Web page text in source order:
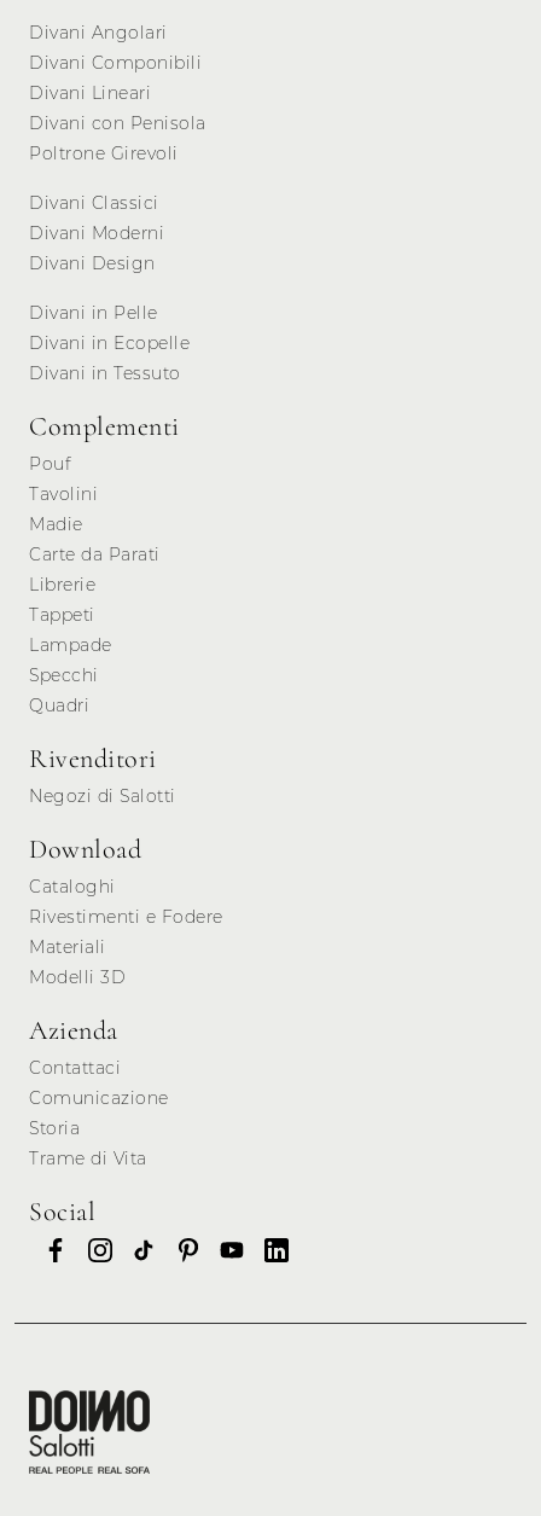
Divani Angolari
Divani Componibili
Divani Lineari
Divani con Penisola
Poltrone Girevoli
Divani Classici
Divani Moderni
Divani Design
Divani in Pelle
Divani in Ecopelle
Divani in Tessuto
Complementi
Pouf
Tavolini
Madie
Carte da Parati
Librerie
Tappeti
Lampade
Specchi
Quadri
Rivenditori
Negozi di Salotti
Download
Cataloghi
Rivestimenti e Fodere
Materiali
Modelli 3D
Azienda
Contattaci
Comunicazione
Storia
Trame di Vita
Social